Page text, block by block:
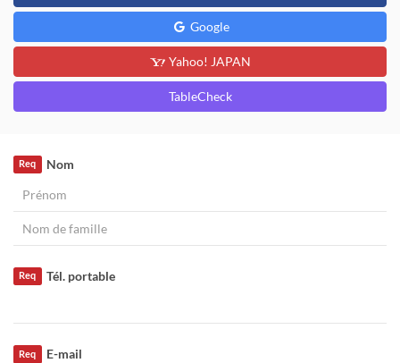
Google
Yahoo! JAPAN
TableCheck
Nom
Req
Tél. portable
Req
E-mail
Req